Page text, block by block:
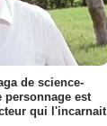
de science-
personnage est
qui l'incarnait